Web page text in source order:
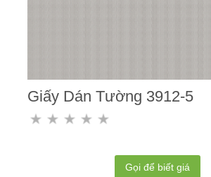
Giấy Dán Tường 3912-5
Gọi để biết giá